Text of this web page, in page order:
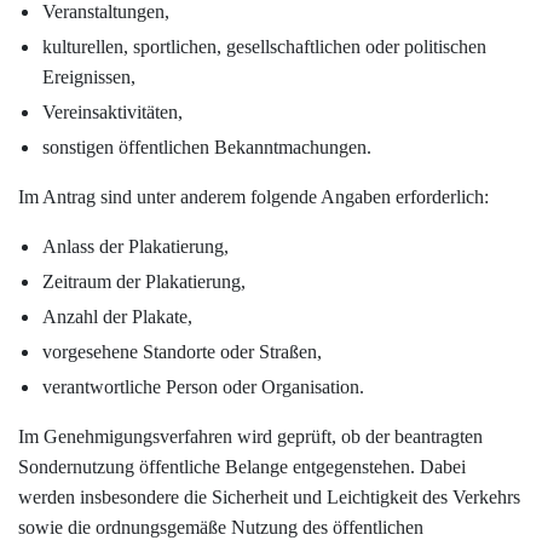
Veranstaltungen,
kulturellen, sportlichen, gesellschaftlichen oder politischen
Ereignissen,
Vereinsaktivitäten,
sonstigen öffentlichen Bekanntmachungen.
Im Antrag sind unter anderem folgende Angaben erforderlich:
Anlass der Plakatierung,
Zeitraum der Plakatierung,
Anzahl der Plakate,
vorgesehene Standorte oder Straßen,
verantwortliche Person oder Organisation.
Im Genehmigungsverfahren wird geprüft, ob der beantragten
Sondernutzung öffentliche Belange entgegenstehen. Dabei
werden insbesondere die Sicherheit und Leichtigkeit des Verkehrs
sowie die ordnungsgemäße Nutzung des öffentlichen